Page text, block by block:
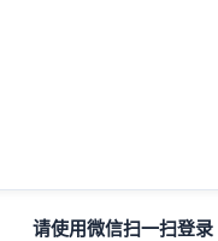
请使用微信扫一扫登录